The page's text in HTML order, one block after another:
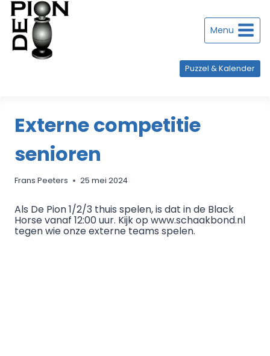
Doorgaan
naar
inhoud Menu
Puzzel & Kalender
Externe competitie
senioren
Frans Peeters 25 mei 2024
Als De Pion 1/2/3 thuis spelen, is dat in de Black
Horse vanaf 12:00 uur. Kijk op www.schaakbond.nl
tegen wie onze externe teams spelen.